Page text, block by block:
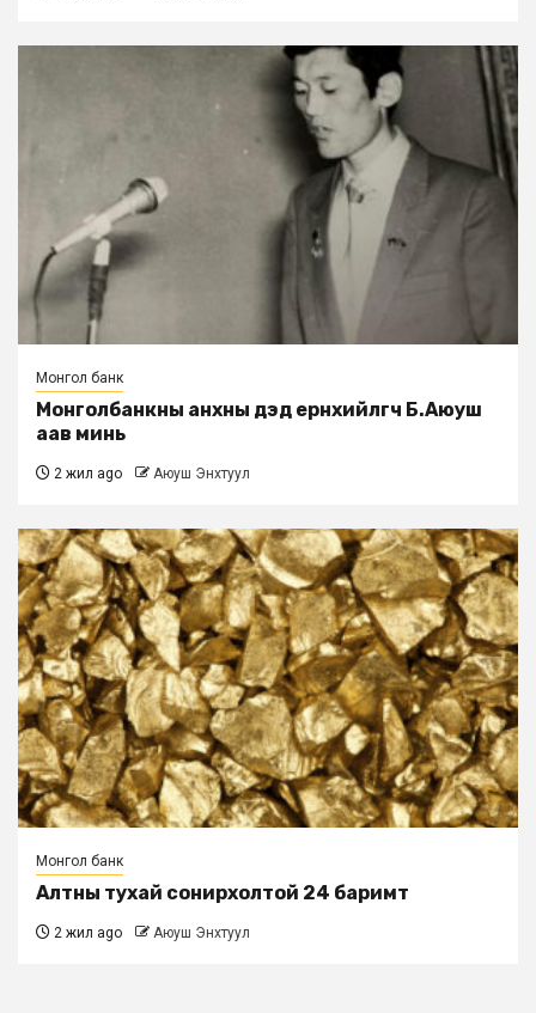
Монгол банк
Монголбанкны анхны дэд eрөнхийлөгч Б.Аюуш
аав минь
2 жил ago Аюуш Энхтуул
Монгол банк
Алтны тухай сонирхолтой 24 баримт
2 жил ago Аюуш Энхтуул